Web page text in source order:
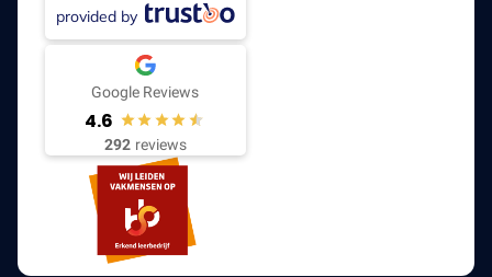
provided by
Google Reviews
4.6
292 reviews